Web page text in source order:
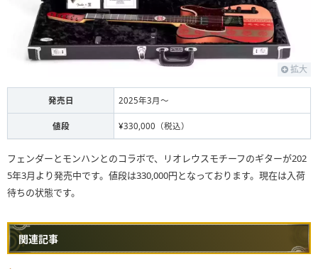
拡大
発売日 2025年3月〜
値段 ¥330,000（税込）
フェンダーとモンハンとのコラボで、リオレウスモチーフのギターが202
5年3月より発売中です。値段は330,000円となっております。現在は入荷
待ちの状態です。
関連記事